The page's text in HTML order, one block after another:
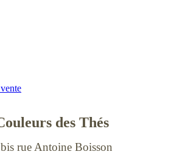
des Thés
rue Antoine Boisson